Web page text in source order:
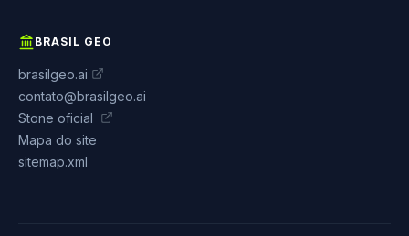
BRASIL GEO
brasilgeo.ai
contato@brasilgeo.ai
Stone oficial
Mapa do site
sitemap.xml